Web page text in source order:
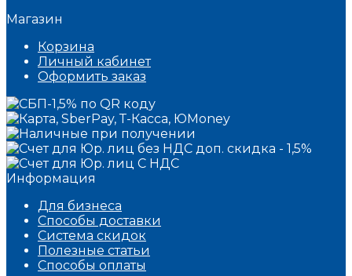
Магазин
Корзина
Личный кабинет
Оформить заказ
Информация
Для бизнеса
Способы доставки
Система скидок
Полезные статьи
Способы оплаты